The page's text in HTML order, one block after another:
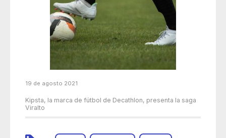
19 de agosto 2021
Kipsta, la marca de fútbol de Decathlon, presenta la saga
Viralto